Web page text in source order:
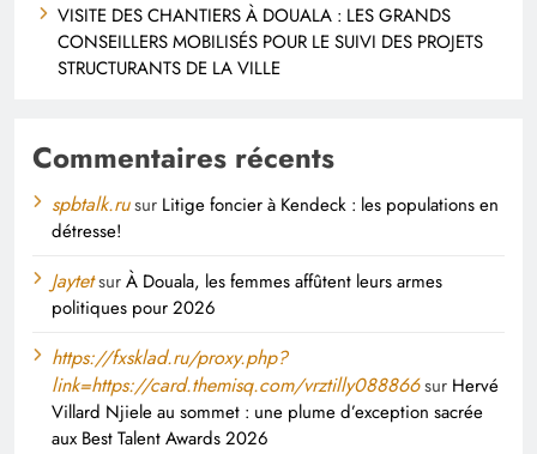
VISITE DES CHANTIERS À DOUALA : LES GRANDS
CONSEILLERS MOBILISÉS POUR LE SUIVI DES PROJETS
STRUCTURANTS DE LA VILLE
Commentaires récents
spbtalk.rusur Litige foncier à Kendeck : les populations en
détresse!
JaytetsurÀ Douala, les femmes affûtent leurs armes
politiques pour 2026
https://fxsklad.ru/proxy.php?
link=https://card.themisq.com/vrztilly088866sur Hervé
Villard Njiele au sommet : une plume d’exception sacrée
aux Best Talent Awards 2026